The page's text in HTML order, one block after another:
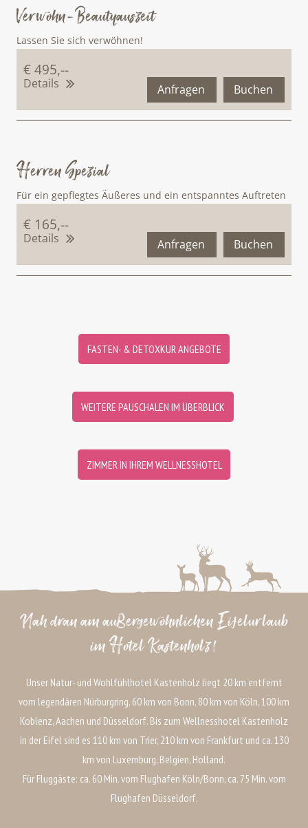
Verwöhn-Beautyauszeit
Lassen Sie sich verwöhnen!
€ 495,--
Buchen
Anfragen
Details
Herren Spezial
Für ein gepflegtes Äußeres und ein entspanntes Auftreten
€ 165,--
Buchen
Anfragen
Details
FASTEN- & DETOXKUR ANGEBOTE
WEITERE PAUSCHALEN IM ÜBERBLICK
ZIMMER IN IHREM WELLNESSHOTEL
Nah dran am außergewöhnlichen Eifelurlaub
im Hotel Kastenholz!
Unser Natur- und Wohlfühlhotel Kastenholz liegt 20 km entfernt
vom legendären Nürburgring, 60 km von Bonn, 80 km von Köln, 100 km
Koblenz, Aachen und Düsseldorf. Bis zum Wellnesshotel Kastenholz
in der Eifel sind es 110 km von Trier, 210 km von Frankfurt und ca. 130
km von Luxemburg, Belgien, Holland.
Für Fluggäste: ca. 60 Min. vom Flughafen Köln/Bonn, ca. 75 Min. vom
Flughafen Düsseldorf.